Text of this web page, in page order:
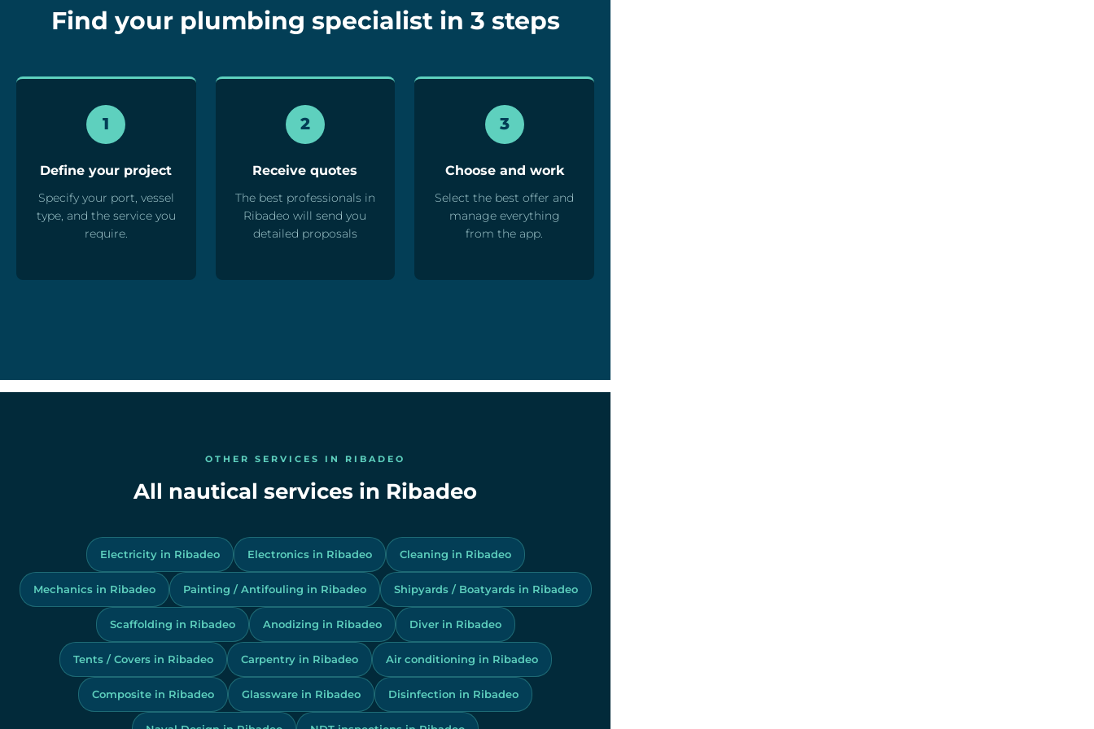
Find your plumbing specialist in 3 steps
1
Define your project
Specify your port, vessel
type, and the service you
require.
2
Receive quotes
The best professionals in
Ribadeo will send you
detailed proposals
3
Choose and work
Select the best offer and
manage everything
from the app.
OTHER SERVICES IN RIBADEO
All nautical services in Ribadeo
Electricity in Ribadeo Electronics in Ribadeo Cleaning in Ribadeo
Mechanics in Ribadeo Painting / Antifouling in Ribadeo Shipyards / Boatyards in Ribadeo
Scaffolding in Ribadeo Anodizing in Ribadeo Diver in Ribadeo
Tents / Covers in Ribadeo Carpentry in Ribadeo Air conditioning in Ribadeo
Composite in Ribadeo Glassware in Ribadeo Disinfection in Ribadeo